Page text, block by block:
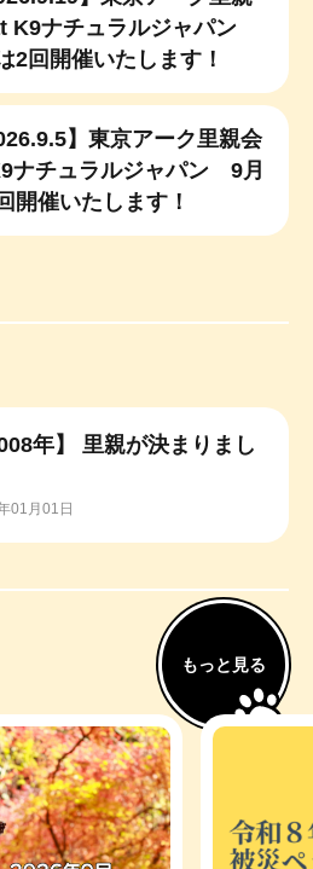
K9ナチュラルジャパン
2回開催いたします！
】東京アーク里親会
ナチュラルジャパン 9月
開催いたします！
年】 里親が決まりまし
01月01日
もっと見る